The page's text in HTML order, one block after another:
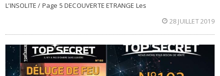
L’INSOLITE / Page 5 DECOUVERTE ETRANGE Les
28 JUILLET 2019